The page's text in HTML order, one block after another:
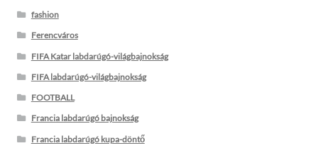
fashion
Ferencváros
FIFA Katar labdarúgó-világbajnokság
FIFA labdarúgó-világbajnokság
FOOTBALL
Francia labdarúgó bajnokság
Francia labdarúgó kupa-döntő